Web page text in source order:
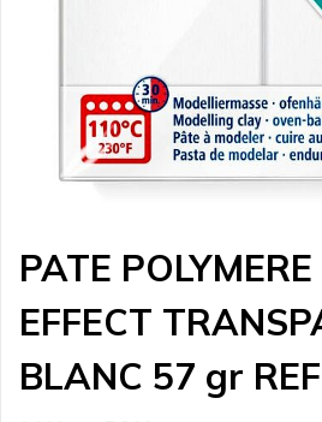
PATE
EFFECT
BLANC 57 gr